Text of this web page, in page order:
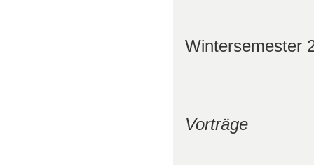
Wintersemester
Vorträge